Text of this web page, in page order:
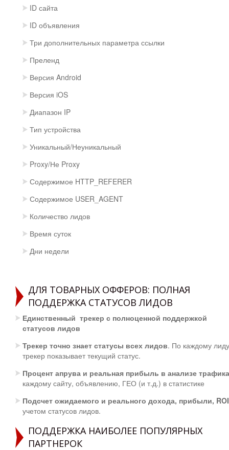
ID сайта
ID объявления
Три дополнительных параметра ссылки
Преленд
Версия Android
Версия iOS
Диапазон IP
Тип устройства
Уникальный/Неуникальный
Proxy/Не Proxy
Содержимое HTTP_REFERER
Содержимое USER_AGENT
Количество лидов
Время суток
Дни недели
ДЛЯ ТОВАРНЫХ ОФФЕРОВ: ПОЛНАЯ
ПОДДЕРЖКА СТАТУСОВ ЛИДОВ
Единственный трекер с полноценной поддержкой
статусов лидов
Трекер точно знает статусы всех лидов. По каждому лиду
трекер показывает текущий статус.
Процент апрува и реальная прибыль в анализе трафика
каждому сайту, объявлению, ГЕО (и т.д.) в статистике
Подсчет ожидаемого и реального дохода, прибыли, ROI
учетом статусов лидов.
ПОДДЕРЖКА НАИБОЛЕЕ ПОПУЛЯРНЫХ
ПАРТНЕРОК